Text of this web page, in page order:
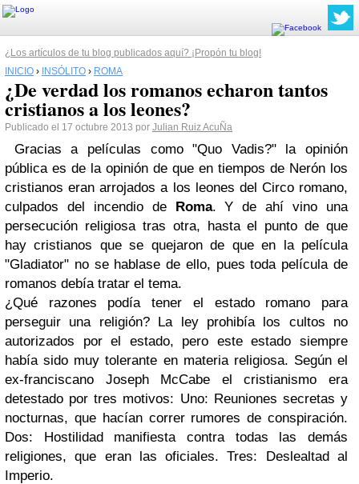
¿Los artículos de tu blog publicados aquí? ¡Propón tu blog!
INICIO › INSÓLITO › ROMA
¿De verdad los romanos echaron tantos
cristianos a los leones?
Publicado el 17 octubre 2013 por Julian Ruiz AcuÑa
Gracias a películas como "Quo Vadis?" la opinión
pública es de la opinión de que en tiempos de Nerón los
cristianos eran arrojados a los leones del Circo romano,
culpados del incendio de Roma. Y de ahí vino una
persecución religiosa tras otra, hasta el punto de que
hay cristianos que se quejaron de que en la película
"Gladiator" no se hablase de ello, pues toda película de
romanos debía tratar el tema.
¿Qué razones podía tener el estado romano para
perseguir una religión? La ley prohibía los cultos no
autorizados por el estado, pero este estado siempre
había sido muy tolerante en materia religiosa. Según el
ex-franciscano Joseph McCabe el cristianismo era
detestado por tres motivos: Uno: Reuniones secretas y
nocturnas, que hacían correr rumores de conspiración.
Dos: Hostilidad manifiesta contra todas las demás
religiones, que eran las oficiales. Tres: Deslealtad al
Imperio.